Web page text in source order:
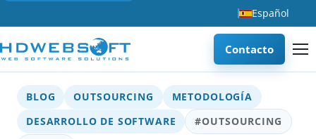
Español
Contacto
BLOG OUTSOURCING
METODOLOGÍA
DESARROLLO DE SOFTWARE
#OUTSOURCING